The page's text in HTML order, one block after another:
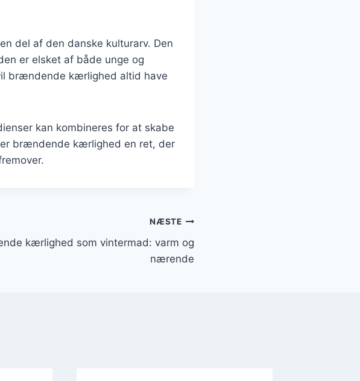
del af den danske kulturarv. Den
er elsket af både unge og
brændende kærlighed altid have
kan kombineres for at skabe
brændende kærlighed en ret, der
NÆSTE
kærlighed som vintermad: varm og
nærende